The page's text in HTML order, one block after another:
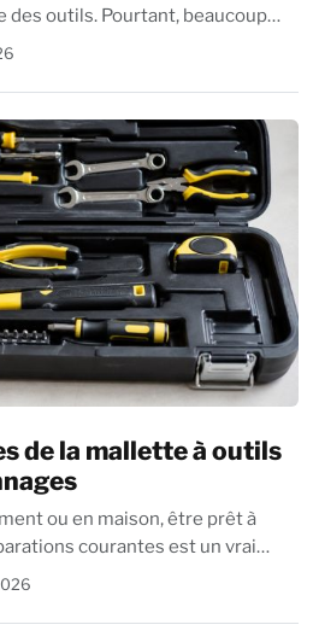
beaucoup
bon...
de la mallette à outils
ou en maison, être prêt à
courantes est un vrai